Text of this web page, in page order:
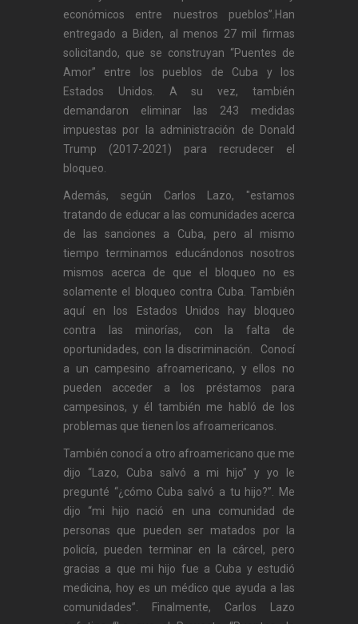
económicos entre nuestros pueblos”.Han
entregado a Biden, al menos 27 mil firmas
solicitando, que se construyan “Puentes de
Amor” entre los pueblos de Cuba y los
Estados Unidos. A su vez, también
demandaron eliminar las 243 medidas
impuestas por la administración de Donald
Trump (2017-2021) para recrudecer el
bloqueo.
Además, según Carlos Lazo, "estamos
tratando de educar a las comunidades acerca
de las sanciones a Cuba, pero al mismo
tiempo terminamos educándonos nosotros
mismos acerca de que el bloqueo no es
solamente el bloqueo contra Cuba. También
aquí en los Estados Unidos hay bloqueo
contra las minorías, con la falta de
oportunidades, con la discriminación. Conocí
a un campesino afroamericano, y ellos no
pueden acceder a los préstamos para
campesinos, y él también me habló de los
problemas que tienen los afroamericanos.
También conocí a otro afroamericano que me
dijo “Lazo, Cuba salvó a mi hijo” y yo le
pregunté “¿cómo Cuba salvó a tu hijo?”. Me
dijo “mi hijo nació en una comunidad de
personas que pueden ser matados por la
policía, pueden terminar en la cárcel, pero
gracias a que mi hijo fue a Cuba y estudió
medicina, hoy es un médico que ayuda a las
comunidades”. Finalmente, Carlos Lazo